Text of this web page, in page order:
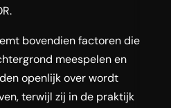
bovendien factoren die
meespelen en
openlijk over wordt
terwijl zij in de praktijk